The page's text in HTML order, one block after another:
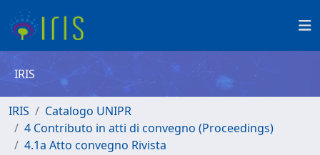
IRIS
IRIS
Catalogo UNIPR
4 Contributo in atti di convegno (Proceedings)
4.1a Atto convegno Rivista